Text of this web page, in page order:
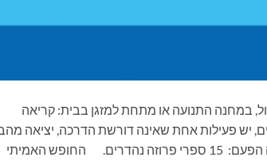
במחנה התנועה או מתחת למזגן בבית: קריאה
יש פעילות אחת שאינה דורשת הדרכה, יציאה
ונסיעה, התארגנות ממושכת ואפילו שיחה: קריאת ספרים. וההצעה הפעם: 15 ספרי פרוזה נהדרים. החופש האמיתי